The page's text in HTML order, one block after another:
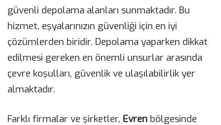
güvenli depolama alanları sunmaktadır. Bu
hizmet, eşyalarınızın güvenliği için en iyi
çözümlerden biridir. Depolama yaparken dikkat
edilmesi gereken en önemli unsurlar arasında
çevre koşulları, güvenlik ve ulaşılabilirlik yer
almaktadır.
Farklı firmalar ve şirketler, Evren bölgesinde